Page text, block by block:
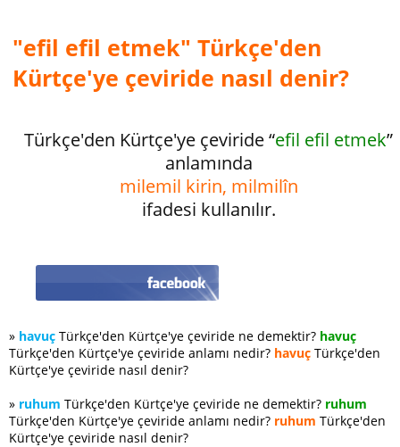
"efil efil etmek" Türkçe'den
Kürtçe'ye çeviride nasıl denir?
Türkçe'den Kürtçe'ye çeviride “efil efil etmek”
anlamında
milemil kirin, milmilîn
ifadesi kullanılır.
» havuç Türkçe'den Kürtçe'ye çeviride ne demektir? havuç
Türkçe'den Kürtçe'ye çeviride anlamı nedir? havuç Türkçe'den
Kürtçe'ye çeviride nasıl denir?
» ruhum Türkçe'den Kürtçe'ye çeviride ne demektir? ruhum
Türkçe'den Kürtçe'ye çeviride anlamı nedir? ruhum Türkçe'den
Kürtçe'ye çeviride nasıl denir?